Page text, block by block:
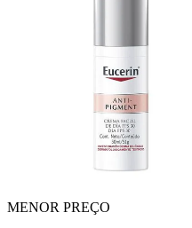
MENOR PREÇO